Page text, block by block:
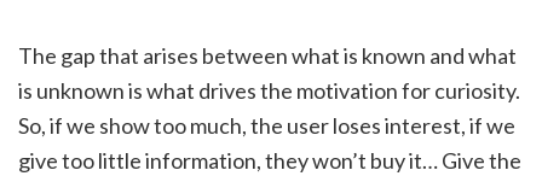
The gap that arises between what is known and what
is unknown is what drives the motivation for curiosity.
So, if we show too much, the user loses interest, if we
give too little information, they won’t buy it… Give the